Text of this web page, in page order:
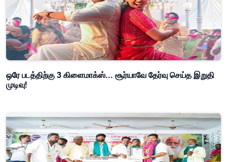
ஒரே படத்திற்கு 3 கிளைமாக்ஸ்... சூர்யாவே தேர்வு செய்த இறுதி
முடிவு!